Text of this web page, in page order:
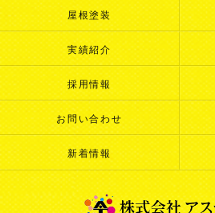
屋根塗装
実績紹介
採用情報
お問い合わせ
新着情報